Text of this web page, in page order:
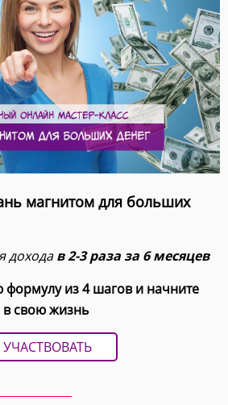
магнитом для больших
доходав 2-3 раза за 6 месяцев
из 4 шагов и начните
в свою жизнь
УЧАСТВОВАТЬ